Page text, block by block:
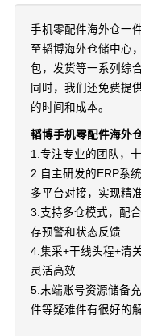
手机零配件海外仓一
至韬博海外仓储中心
包，发货等一系列综
同时，我们还免费提
的时间和成本。
韬博手机零配件海外
1.专注专业的团队，
2.自主研发的ERP系
多平台对接，实现精
3.支持多仓模式，配
存预警和状态反馈
4.集采+干线头程+清
灵活高效
5.末端账号资源储备
件等疑难件有很好的